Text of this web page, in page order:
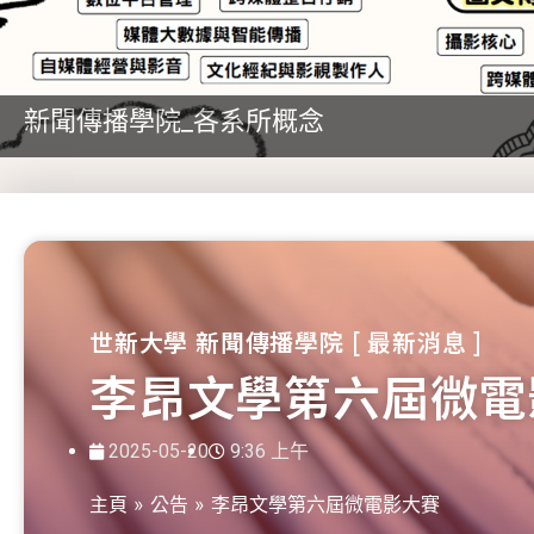
新聞傳播學院_各系所概念
世新大學 新聞傳播學院 [ 最新消息 ]
李昂文學第六屆微
2025-05-20 9:36 上午
主頁 » 公告 » 李昂文學第六屆微電影大賽